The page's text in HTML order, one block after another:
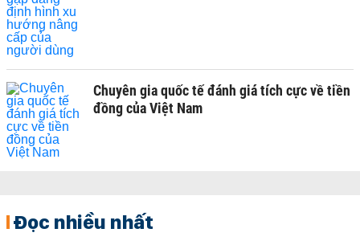
Chuyên gia quốc tế đánh giá tích cực về tiền
đồng của Việt Nam
Đọc nhiều nhất